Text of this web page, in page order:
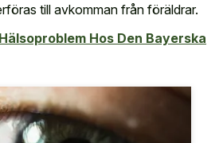
till avkomman från föräldrar.
Hälsoproblem Hos Den Bayerska